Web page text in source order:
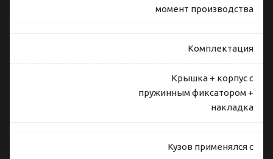
момент производства
Комплектация
Крышка + корпус с
пружинным фиксатором +
накладка
Кузов применялся с